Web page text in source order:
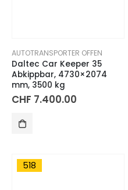
AUTOTRANSPORTER OFFEN
Daltec Car Keeper 35
Abkippbar, 4730×2074
mm, 3500 kg
CHF 7.400.00
518